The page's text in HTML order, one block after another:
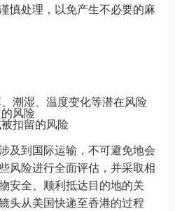
慎处理，以免产生不必要的麻
湿、温度变化等潜在风险
风险
及到国际运输，不可避免地会
风险进行全面评估，并采取相
安全、顺利抵达目的地的关
头从美国快递至香港的过程